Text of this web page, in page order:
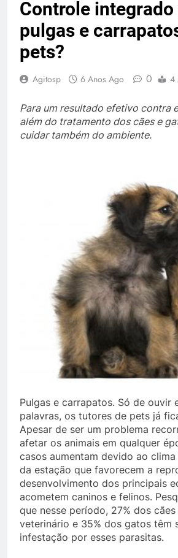
Controle integrado
pulgas e
pets?
Agitosp 6 Anos Ago 0 4
Para um resultado efetivo contra
além do tratamento dos cães e
cuidar também do ambiente.
Pulgas e carrapatos. Só de ouvir
palavras, os tutores de pets já
Apesar de ser um problema
afetar os animais em qualquer
casos aumentam devido ao
da estação que favorecem a
desenvolvimento dos principais
acometem caninos e felinos.
que nesse período, 27% dos
veterinário e 35% dos gatos têm
infestação por esses parasitas.